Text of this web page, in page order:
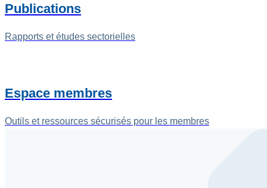
Publications
Rapports et études sectorielles
Espace membres
Outils et ressources sécurisés pour les membres